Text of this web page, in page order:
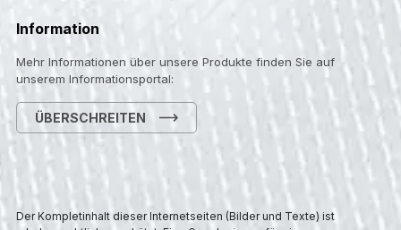
Information
Mehr Informationen über unsere Produkte finden Sie auf
unserem Informationsportal:
ÜBERSCHREITEN
Der Kompletinhalt dieser Internetseiten (Bilder und Texte) ist